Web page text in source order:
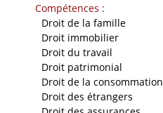
Compétences :
Droit de la famille
Droit immobilier
Droit du travail
Droit patrimonial
Droit de la consommation
Droit des étrangers